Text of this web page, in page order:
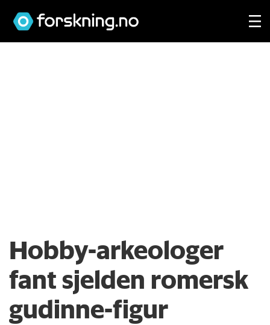
Hobby-arkeologer
fant sjelden romersk
gudinne-figur